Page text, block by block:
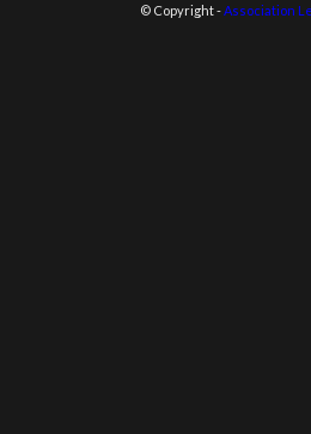
© Copyright -Association